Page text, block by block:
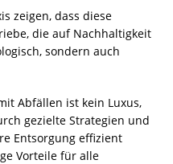
zeigen, dass diese
die auf Nachhaltigkeit
sondern auch
Abfällen ist kein Luxus,
gezielte Strategien und
Entsorgung effizient
Vorteile für alle